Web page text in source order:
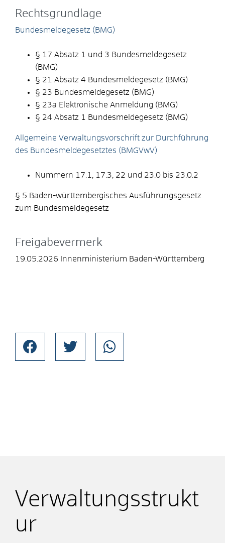
Rechtsgrundlage
Bundesmeldegesetz (BMG)
§ 17 Absatz 1 und 3 Bundesmeldegesetz
(BMG)
§ 21 Absatz 4 Bundesmeldegesetz (BMG)
§ 23 Bundesmeldegesetz (BMG)
§ 23a Elektronische Anmeldung (BMG)
§ 24 Absatz 1 Bundesmeldegesetz (BMG)
Allgemeine Verwaltungsvorschrift zur Durchführung
des Bundesmeldegesetztes (BMGVwV)
Nummern 17.1, 17.3, 22 und 23.0 bis 23.0.2
§ 5 Baden-württembergisches Ausführungsgesetz
zum Bundesmeldegesetz
Freigabevermerk
19.05.2026 Innenministerium Baden-Württemberg
Verwaltungsstrukt
ur